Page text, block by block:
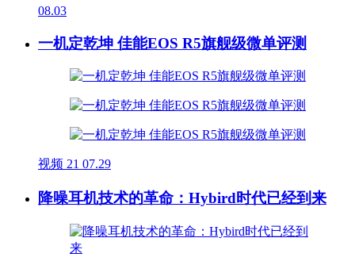
08.03
一机定乾坤 佳能EOS R5旗舰级微单评测
视频 21 07.29
降噪耳机技术的革命：Hybird时代已经到来